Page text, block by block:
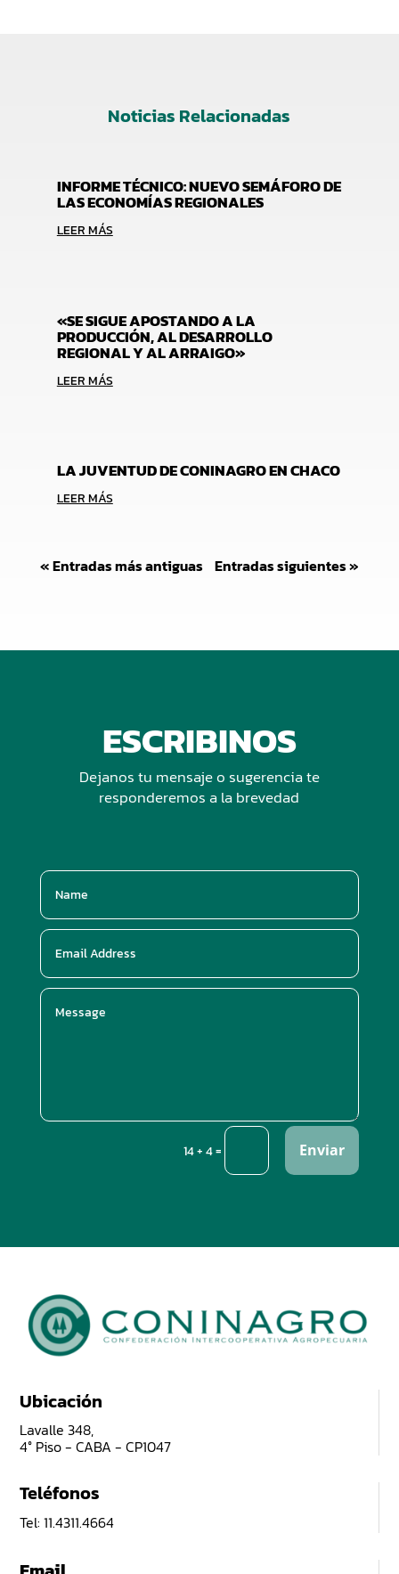
Noticias Relacionadas
INFORME TÉCNICO: NUEVO SEMÁFORO DE
LAS ECONOMÍAS REGIONALES
LEER MÁS
«SE SIGUE APOSTANDO A LA
PRODUCCIÓN, AL DESARROLLO
REGIONAL Y AL ARRAIGO»
LEER MÁS
LA JUVENTUD DE CONINAGRO EN CHACO
LEER MÁS
« Entradas más antiguas Entradas siguientes »
ESCRIBINOS
Dejanos tu mensaje o sugerencia te
responderemos a la brevedad
14 + 4= Enviar
Ubicación
Lavalle 348,
4° Piso - CABA - CP1047
Teléfonos
Tel: 11.4311.4664